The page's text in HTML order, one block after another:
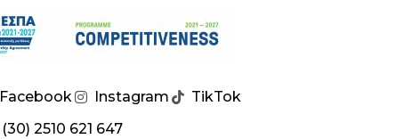
Facebook Instagram
TikTok
(30) 2510 621 647